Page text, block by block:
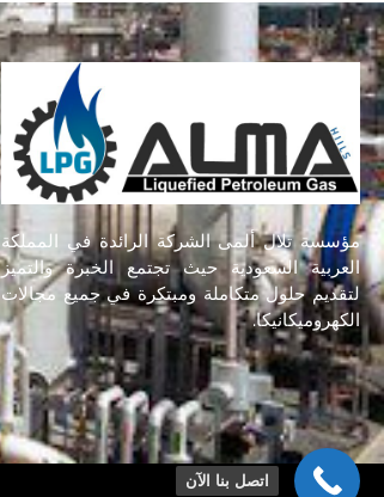
مؤسسة تلال ألمى الشركة الرائدة في المملكة
العربية السعودية حيث تجتمع الخبرة والتميز
لتقديم حلول متكاملة ومبتكرة في جميع مجالات
الكهروميكانيكا.
اتصل بنا الآن